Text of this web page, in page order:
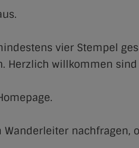
vier Stempel
willkommen
nachfragen,